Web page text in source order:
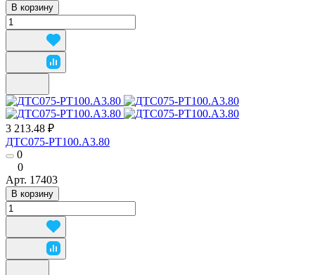
В корзину
3 213.48 ₽
ДТС075-РТ100.А3.80
0
0
Арт. 17403
В корзину